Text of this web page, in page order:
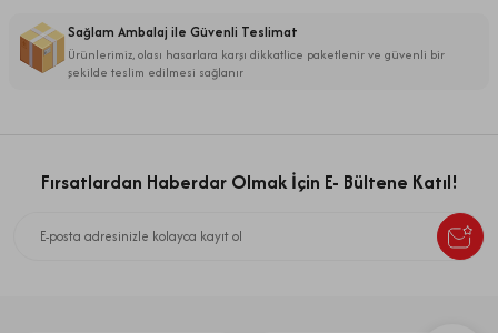
Sağlam Ambalaj ile Güvenli Teslimat
Ürünlerimiz, olası hasarlara karşı dikkatlice paketlenir ve güvenli bir
şekilde teslim edilmesi sağlanır
Fırsatlardan Haberdar Olmak İçin E- Bültene Katıl!